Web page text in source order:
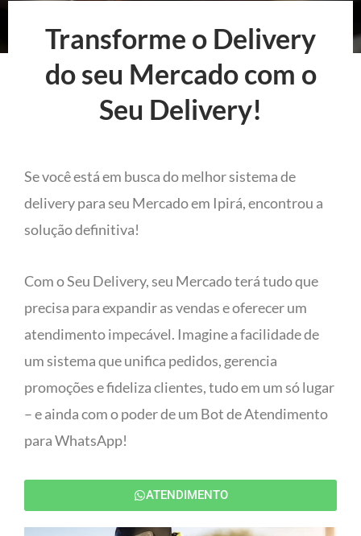
Transforme o Delivery
do seu Mercado com o
Seu Delivery!
Se você está em busca do melhor sistema de
delivery para seu Mercado em Ipirá, encontrou a
solução definitiva!
Com o Seu Delivery, seu Mercado terá tudo que
precisa para expandir as vendas e oferecer um
atendimento impecável. Imagine a facilidade de
um sistema que unifica pedidos, gerencia
promoções e fideliza clientes, tudo em um só lugar
– e ainda com o poder de um Bot de Atendimento
para WhatsApp!
ATENDIMENTO